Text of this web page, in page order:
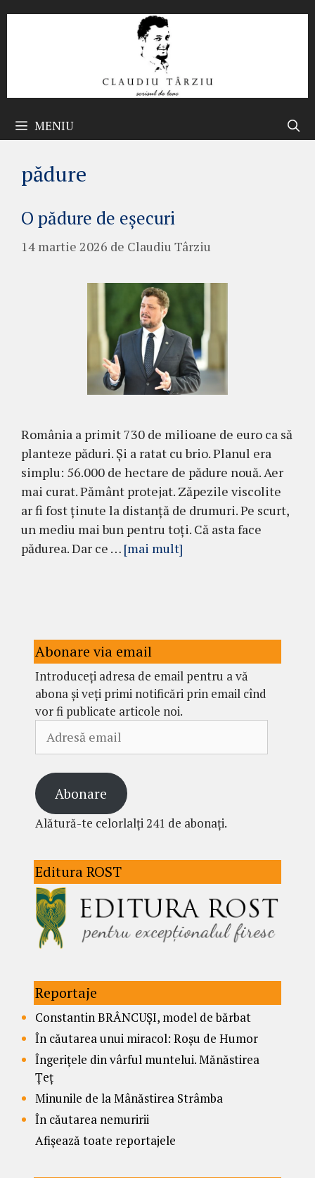
MENIU
pădure
O pădure de eșecuri
14 martie 2026 de Claudiu Târziu
România a primit 730 de milioane de euro ca să
planteze păduri. Și a ratat cu brio. Planul era
simplu: 56.000 de hectare de pădure nouă. Aer
mai curat. Pământ protejat. Zăpezile viscolite
ar fi fost ținute la distanță de drumuri. Pe scurt,
un mediu mai bun pentru toți. Că asta face
pădurea. Dar ce … [mai mult]
Abonare via email
Introduceți adresa de email pentru a vă
abona și veți primi notificări prin email cînd
vor fi publicate articole noi.
email
Abonare
Alătură-te celorlalți 241 de abonați.
Editura ROST
Reportaje
Constantin BRÂNCUȘI, model de bărbat
În căutarea unui miracol: Roșu de Humor
Îngerițele din vârful muntelui. Mănăstirea
Țeț
Minunile de la Mânăstirea Strâmba
În căutarea nemuririi
Afișează toate reportajele